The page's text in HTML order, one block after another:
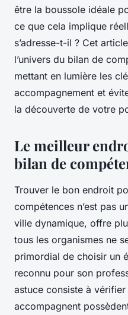
être la boussole idéale
ce que cela implique
s’adresse-t-il ? Cet
l’univers du bilan de
mettant en lumière les
accompagnement et
la découverte de votre
Le meilleur
bilan de
Trouver le bon endroit
compétences n’est pas
ville dynamique, offre
tous les organismes ne
primordial de choisir un
reconnu pour son
astuce consiste à
accompagnent